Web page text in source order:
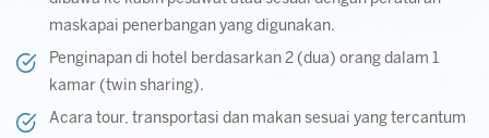
maskapai penerbangan yang digunakan.
Penginapan di hotel berdasarkan 2 (dua) orang dalam 1
kamar (twin sharing).
Acara tour, transportasi dan makan sesuai yang tercantum